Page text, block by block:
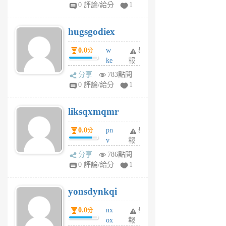
6
個
月
前
0 評論/給分
1
hugsgodiex
0.0分
w
ke
rv
pj
6
個
月
前
舉
報
分享
783點閱
0 評論/給分
1
liksqxmqmr
0.0分
pn
v
wt
sv
6
個
月
前
舉
報
分享
786點閱
0 評論/給分
1
yonsdynkqi
0.0分
nx
ox
舉
報